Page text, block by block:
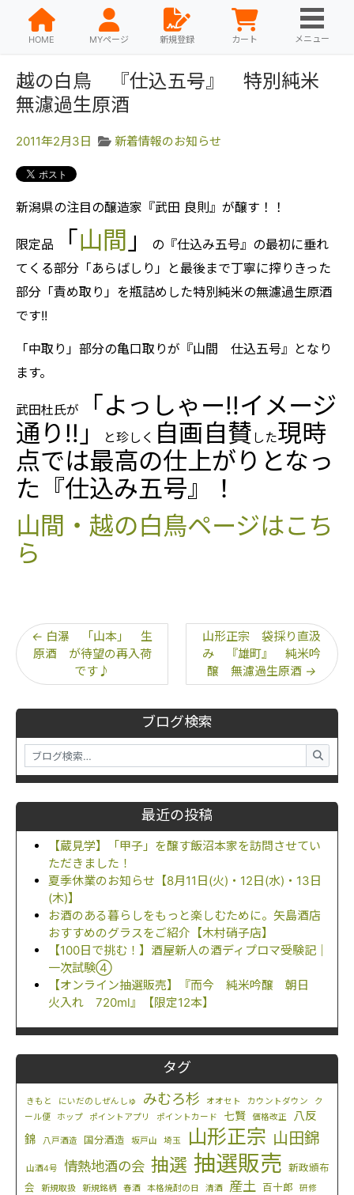
HOME MYページ 新規登録 カート メニュー
ブログ検索
最近の投稿
【蔵見学】「甲子」を醸す飯沼本家を訪問させてい
ただきました！
夏季休業のお知らせ【8月11日(火)・12日(水)・13日
(木)】
お酒のある暮らしをもっと楽しむために。矢島酒店
おすすめのグラスをご紹介【木村硝子店】
【100日で挑む！】酒屋新人の酒ディプロマ受験記｜
一次試験④
【オンライン抽選販売】『而今 純米吟醸 朝日
火入れ 720ml』【限定12本】
タグ
きもと にいだのしぜんしゅ みむろ杉 オオセト カウントダウン
ク
ール便
ホップ ポイントアプリ ポイントカード 七賢 価格改正
八反
錦
八戸酒造 国分酒造 坂戸山 埼玉 山形正宗 山田錦
山酒4号 情熱地酒の会 抽選 抽選販売 新政頒布
会
新規取扱 新規銘柄 春酒 本格焼酎の日 清酒 産土 百十郎 研修
越の白鳥 『仕込五号』 特別純米
無濾過生原酒
2011年2月3日 新着情報のお知らせ
新潟県の注目の醸造家『武田 良則』が醸す！！
限定品 「山間 」
の『仕込み五号』の最初に垂れ
てくる部分「あらばしり」と最後まで丁寧に搾りきった
部分「責め取り」を瓶詰めした特別純米の無濾過生原酒
です!!
「中取り」部分の亀口取りが『山間 仕込五号』となり
ます。
武田杜氏が
「よっしゃー!!イメージ
通り!!」
と珍しく 自画自賛 した現時
点では最高の仕上がりとなっ
た『仕込み五号』！
山間・越の白鳥ページはこち
ら
← 白瀑 「山本」 生
原酒 が待望の再入荷
です♪
山形正宗 袋採り直汲
み 『雄町』 純米吟
醸 無濾過生原酒 →